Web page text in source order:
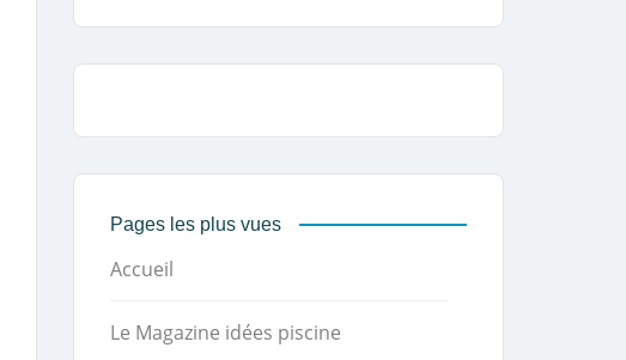
Pages les plus vues
Accueil
Le Magazine idées piscine